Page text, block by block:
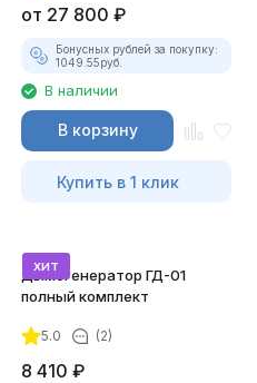
от 27 800 ₽
Бонусных рублей за покупку:
1049.55руб.
В наличии
В корзину
Купить в 1 клик
хит
Дымогенератор ГД-01
полный комплект
5.0 (2)
8 410 ₽